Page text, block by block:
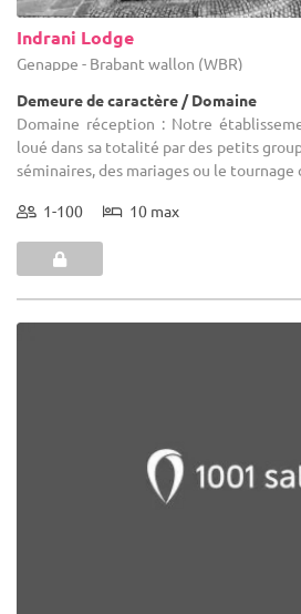
Indrani Lodge
Genappe - Brabant wallon (WBR)
Demeure de caractère / Domaine
Domaine réception : Notre
loué dans sa totalité par des petits
séminaires, des mariages ou le tournage
1-100 10 max